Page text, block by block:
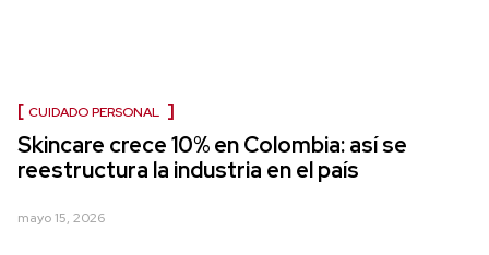
CUIDADO PERSONAL
Skincare crece 10% en Colombia: así se
reestructura la industria en el país
mayo 15, 2026